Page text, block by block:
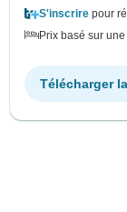
S'inscrire pour
Prix basé sur
Télécharger